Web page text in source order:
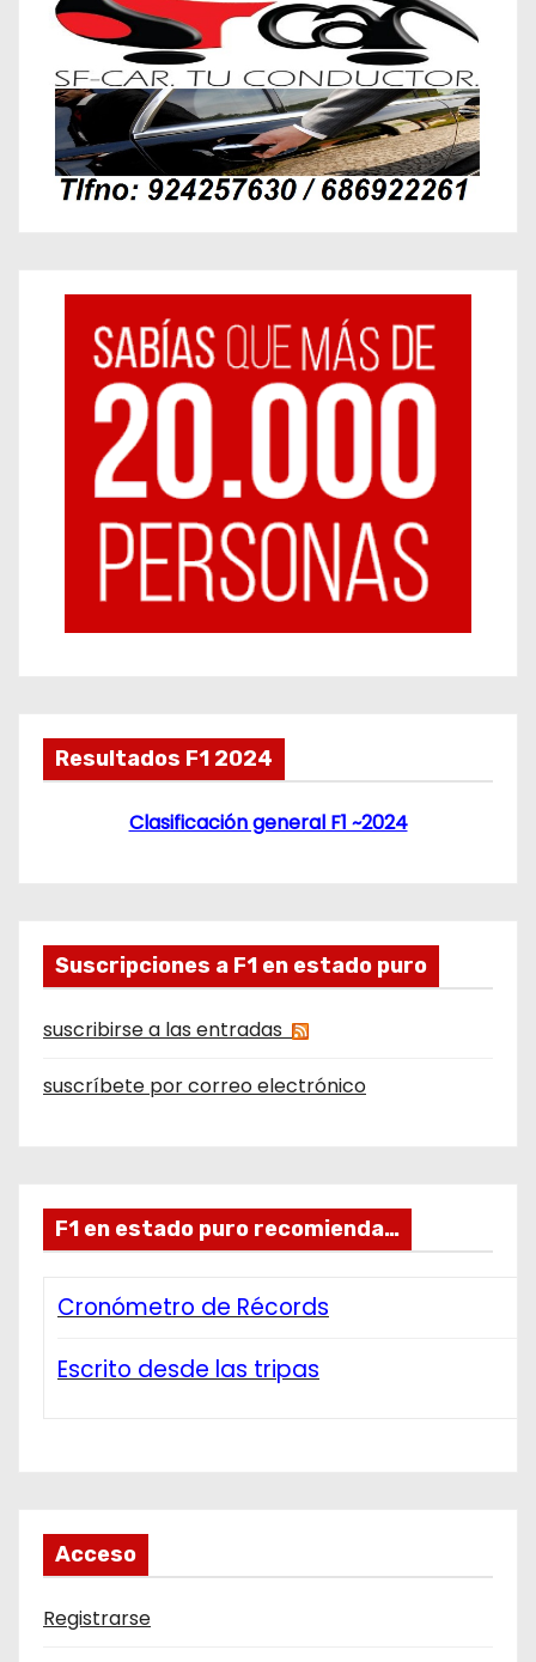
Resultados F1 2024
Clasificación general F1 ~2024
Suscripciones a F1 en estado puro
suscribirse a las entradas
suscríbete por correo electrónico
F1 en estado puro recomienda…
Cronómetro de Récords
Escrito desde las tripas
Acceso
Registrarse